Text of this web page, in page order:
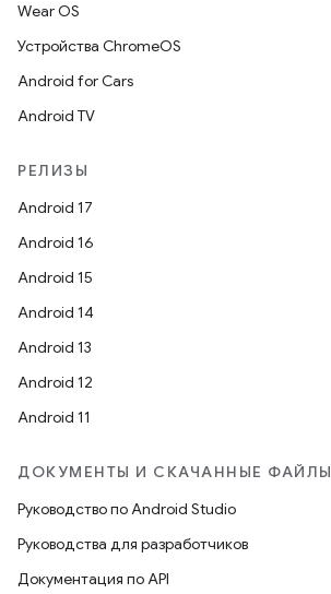
Wear OS
Устройства ChromeOS
Android for Cars
Android TV
РЕЛИЗЫ
Android 17
Android 16
Android 15
Android 14
Android 13
Android 12
Android 11
ДОКУМЕНТЫ И СКАЧАННЫЕ ФАЙЛЫ
Руководство по Android Studio
Руководства для разработчиков
Документация по API